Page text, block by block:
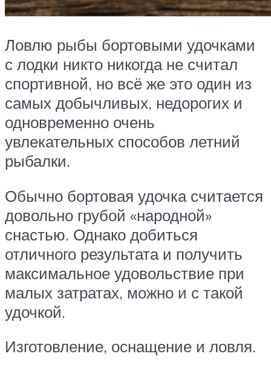
Ловлю рыбы бортовыми удочками
с лодки никто никогда не считал
спортивной, но всё же это один из
самых добычливых, недорогих и
одновременно очень
увлекательных способов летний
рыбалки.
Обычно бортовая удочка считается
довольно грубой «народной»
снастью. Однако добиться
отличного результата и получить
максимальное удовольствие при
малых затратах, можно и с такой
удочкой.
Изготовление, оснащение и ловля.